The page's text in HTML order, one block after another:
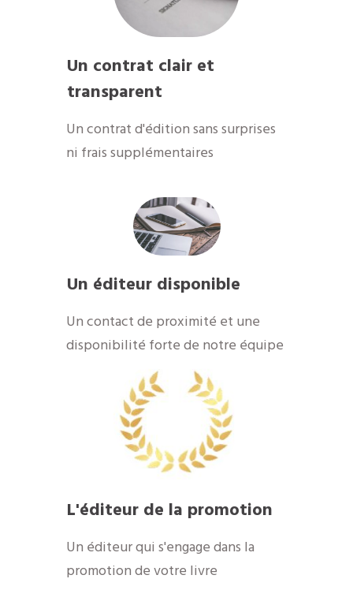
Un contrat clair et
transparent
Un contrat d'édition sans surprises
ni frais supplémentaires
Un éditeur disponible
Un contact de proximité et une
disponibilité forte de notre équipe
L'éditeur de la promotion
Un éditeur qui s'engage dans la
promotion de votre livre